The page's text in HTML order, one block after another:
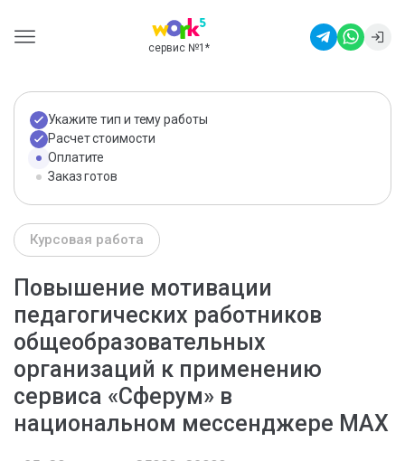
сервис №1 *
Укажите тип и тему работы
Расчет стоимости
Оплатите
Заказ готов
Курсовая работа
Повышение мотивации
педагогических работников
общеобразовательных
организаций к применению
сервиса «Сферум» в
национальном мессенджере MAX